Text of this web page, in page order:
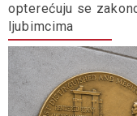
opterećuju se
ljubimcima